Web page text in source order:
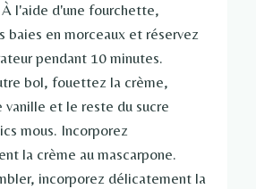
l'aide d'une fourchette,
baies en morceaux et réservez
pendant 10 minutes.
bol, fouettez la crème,
et le reste du sucre
mous. Incorporez
la crème au mascarpone.
incorporez délicatement la